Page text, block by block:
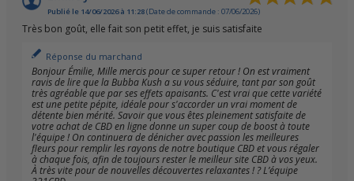
Publié le 14/06/2026 à 11:28(Date de commande : 07/06/2026)
Très bon goût, elle fait son petit effet, je suis satisfaite
Réponse du marchand
Bonjour Émilie, Mille mercis pour ce super retour ! On est vraiment
ravis de lire que la Bubba Kush a su vous séduire, tant par son goût
très agréable que par ses effets apaisants. C'est vrai que cette variété
est une petite pépite, idéale pour s'accorder un vrai moment de
détente bien mérité. Savoir que vous êtes pleinement satisfaite de
votre achat de CBD en ligne donne un super coup de boost à toute
l'équipe ! On continuera de dénicher avec passion les meilleures
fleurs pour remplir les rayons de notre boutique CBD et vous régaler
à chaque fois, afin de toujours rester le meilleur site CBD à vos yeux.
À très vite pour de nouvelles découvertes relaxantes ! ? L’équipe